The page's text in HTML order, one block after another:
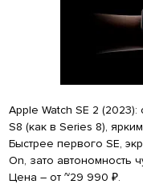
Apple Watch SE 2
S8 (как в Series 8),
Быстрее первого SE,
On, зато автономность
Цена – от ~29 990 ₽.